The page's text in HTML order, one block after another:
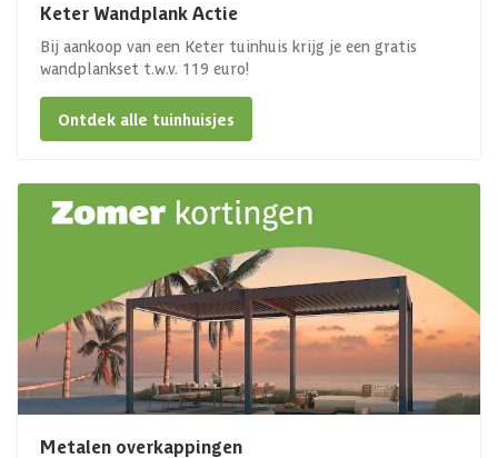
Keter Wandplank Actie
Bij aankoop van een Keter tuinhuis krijg je een gratis
wandplankset t.w.v. 119 euro!
Ontdek alle tuinhuisjes
Metalen overkappingen